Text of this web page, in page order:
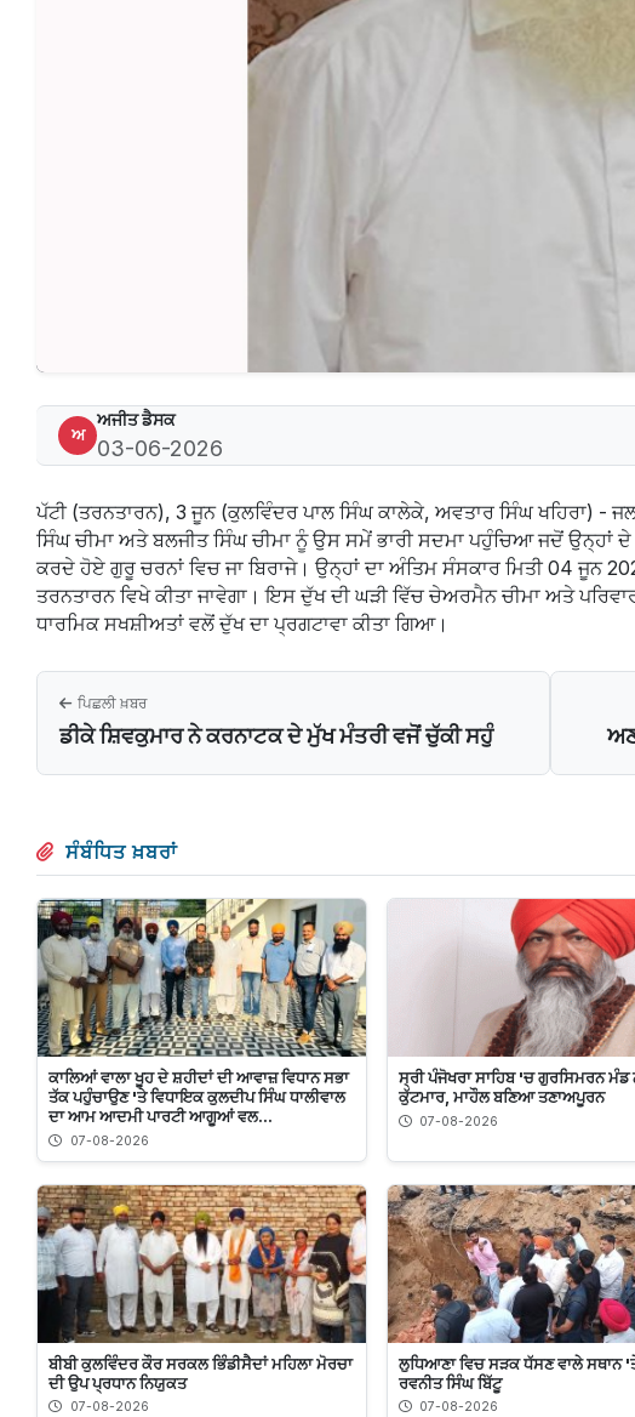
ਅ
ਅਜੀਤ ਡੈਸਕ
03-06-2026
ਪੱਟੀ (ਤਰਨਤਾਰਨ), 3 ਜੂਨ (ਕੁਲਵਿੰਦਰ ਪਾਲ ਸਿੰਘ ਕਾਲੇਕੇ, ਅਵਤਾਰ ਸਿੰਘ ਖਹਿਰਾ) -
ਸਿੰਘ ਚੀਮਾ ਅਤੇ ਬਲਜੀਤ ਸਿੰਘ ਚੀਮਾ ਨੂੰ ਉਸ ਸਮੇਂ ਭਾਰੀ ਸਦਮਾ ਪਹੁੰਚਿਆ ਜਦੋਂ ਉਨ੍ਹਾਂ ਦੇ
ਕਰਦੇ ਹੋਏ ਗੁਰੂ ਚਰਨਾਂ ਵਿਚ ਜਾ ਬਿਰਾਜੇ। ਉਨ੍ਹਾਂ ਦਾ ਅੰਤਿਮ ਸੰਸਕਾਰ ਮਿਤੀ 04 ਜੂਨ
ਤਰਨਤਾਰਨ ਵਿਖੇ ਕੀਤਾ ਜਾਵੇਗਾ। ਇਸ ਦੁੱਖ ਦੀ ਘੜੀ ਵਿੱਚ ਚੇਅਰਮੈਨ ਚੀਮਾ ਅਤੇ
ਧਾਰਮਿਕ ਸਖਸ਼ੀਅਤਾਂ ਵਲੋਂ ਦੁੱਖ ਦਾ ਪ੍ਰਗਟਾਵਾ ਕੀਤਾ ਗਿਆ।
ਪਿਛਲੀ ਖ਼ਬਰ
ਡੀਕੇ ਸ਼ਿਵਕੁਮਾਰ ਨੇ ਕਰਨਾਟਕ ਦੇ ਮੁੱਖ ਮੰਤਰੀ ਵਜੋਂ ਚੁੱਕੀ ਸਹੁੰ
ਸੰਬੰਧਿਤ ਖ਼ਬਰਾਂ
ਕਾਲਿਆਂ ਵਾਲਾ ਖੂਹ ਦੇ ਸ਼ਹੀਦਾਂ ਦੀ ਆਵਾਜ਼ ਵਿਧਾਨ ਸਭਾ
ਤੱਕ ਪਹੁੰਚਾਉਣ 'ਤੇ ਵਿਧਾਇਕ ਕੁਲਦੀਪ ਸਿੰਘ ਧਾਲੀਵਾਲ
ਦਾ ਆਮ ਆਦਮੀ ਪਾਰਟੀ ਆਗੂਆਂ ਵਲ...
07-08-2026
ਸ੍ਰੀ ਪੰਜੋਖਰਾ ਸਾਹਿਬ 'ਚ ਗੁਰਸਿਮਰਨ ਮੰਡ
ਕੁੱਟਮਾਰ, ਮਾਹੌਲ ਬਣਿਆ ਤਣਾਅਪੂਰਨ
07-08-2026
ਬੀਬੀ ਕੁਲਵਿੰਦਰ ਕੌਰ ਸਰਕਲ ਭਿੰਡੀਸੈਦਾਂ ਮਹਿਲਾ ਮੋਰਚਾ
ਦੀ ਉਪ ਪ੍ਰਧਾਨ ਨਿਯੁਕਤ
07-08-2026
ਲੁਧਿਆਣਾ ਵਿਚ ਸੜਕ ਧੱਸਣ ਵਾਲੇ ਸਥਾਨ
ਰਵਨੀਤ ਸਿੰਘ ਬਿੱਟੂ
07-08-2026